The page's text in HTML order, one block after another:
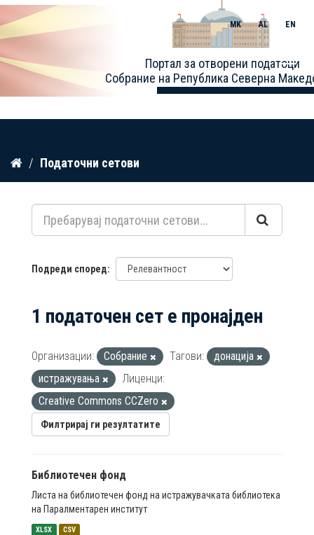
Прескокнете
содржина
Портал за отворени податоци
Собрание на Република Северна
MK AL EN
Toggle
Податочни сетови
Подреди според
1 податочен сет е пронајден
Организации: Собрание Тагови:
донација
истражувања
Лиценци:
Creative Commons CCZero
Филтрирај ги резултатите
Библиотечен фонд
Листа на библиотечен фонд на истражувачката библиотека
на Паралментарен институт
XLSX CSV